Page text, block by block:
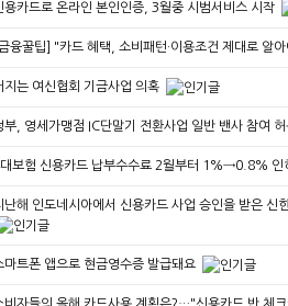
용카드로 온라인 본인인증, 3월중 시범서비스 시작
융꿀팁] "카드 혜택, 소비패턴·이용조건 제대로 알
지는 여신협회 기금사업 의혹
부, 영세가맹점 IC단말기 전환사업 일반 밴사 참여
보험 신용카드 납부수수료 2월부터 1%→0.8% 인
난해 인도네시아에서 신용카드 사업 승인을 받은
마트폰 앱으로 현금영수증 발급돼요